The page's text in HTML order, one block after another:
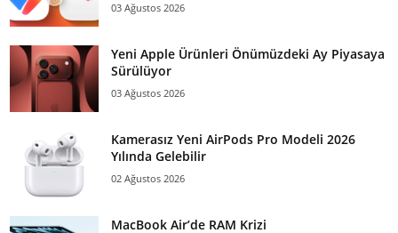
03 Ağustos 2026
Yeni Apple Ürünleri Önümüzdeki Ay Piyasaya
Sürülüyor
03 Ağustos 2026
Kamerasız Yeni AirPods Pro Modeli 2026
Yılında Gelebilir
02 Ağustos 2026
MacBook Air’de RAM Krizi